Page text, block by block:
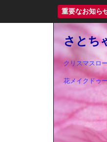
重要なお知ら
さとち
クリスマスロ
花メイクドゥ